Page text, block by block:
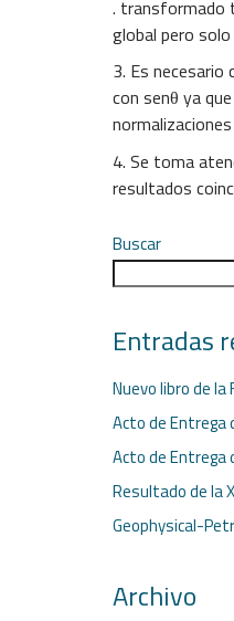
. transformado
global pero
3. Es necesario
con senθ ya
4. Se toma
resultados
Buscar
Entradas
Nuevo libro de la
Acto de Entrega
Acto de Entrega
Resultado de la
Geophysical-
Archivo